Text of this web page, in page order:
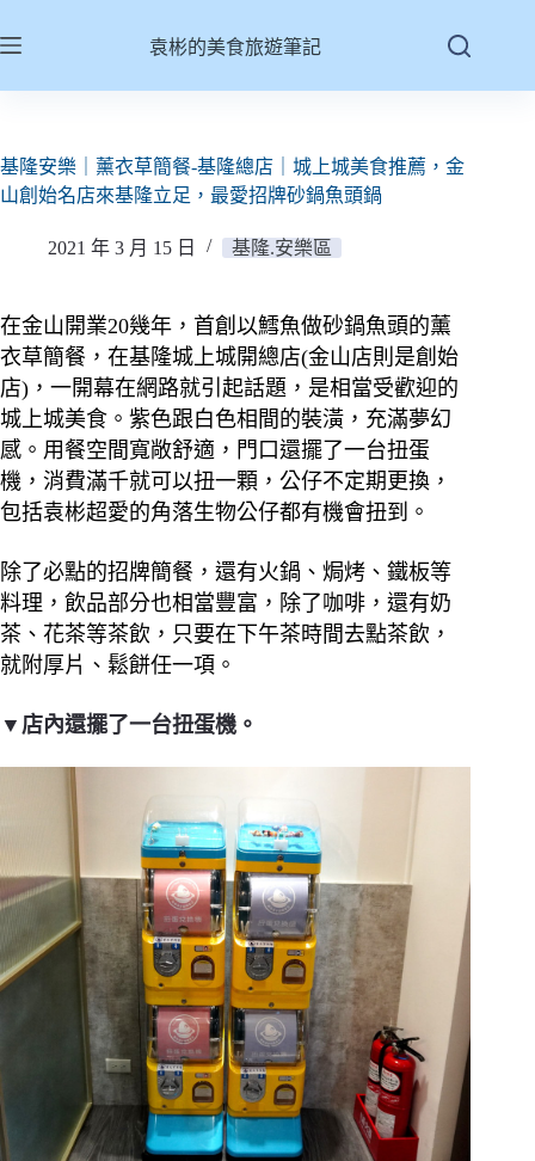
至
容
袁彬的美食旅遊筆記
基隆安樂｜薰衣草簡餐-基隆總店｜城上城美食推薦，金
山創始名店來基隆立足，最愛招牌砂鍋魚頭鍋
2021 年 3 月 15 日 基隆.安樂區
在金山開業20幾年，首創以鱈魚做砂鍋魚頭的薰
衣草簡餐，在基隆城上城開總店(金山店則是創始
店)，一開幕在網路就引起話題，是相當受歡迎的
城上城美食。紫色跟白色相間的裝潢，充滿夢幻
感。用餐空間寬敞舒適，門口還擺了一台扭蛋
機，消費滿千就可以扭一顆，公仔不定期更換，
包括袁彬超愛的角落生物公仔都有機會扭到。
除了必點的招牌簡餐，還有火鍋、焗烤、鐵板等
料理，飲品部分也相當豐富，除了咖啡，還有奶
茶、花茶等茶飲，只要在下午茶時間去點茶飲，
就附厚片、鬆餅任一項。
▼店內還擺了一台扭蛋機。